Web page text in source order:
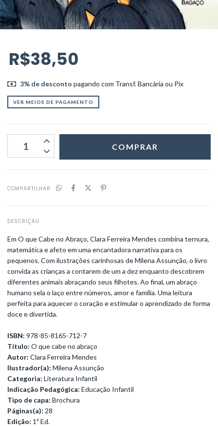
R$38,50
3% de desconto pagando com Transf. Bancária ou Pix
VER MEIOS DE PAGAMENTO
COMPARTILHAR
DESCRIÇÃO
Em O que Cabe no Abraço, Clara Ferreira Mendes combina ternura,
matemática e afeto em uma encantadora narrativa para os
pequenos. Com ilustrações carinhosas de Milena Assunção, o livro
convida as crianças a contarem de um a dez enquanto descobrem
diferentes animais abraçando seus filhotes. Ao final, um abraço
humano sela o laço entre números, amor e família. Uma leitura
perfeita para aquecer o coração e estimular o aprendizado de forma
doce e divertida.
ISBN: 978-85-8165-712-7
Título: O que cabe no abraço
Autor: Clara Ferreira Mendes
Ilustrador(a): Milena Assunção
Categoria: Literatura Infantil
Indicação Pedagógica: Educação Infantil
Tipo de capa: Brochura
Páginas(a): 28
Edição: 1ª Ed.